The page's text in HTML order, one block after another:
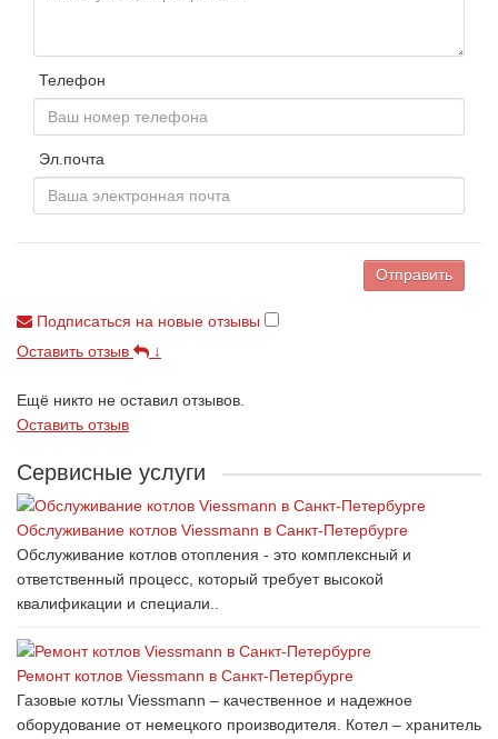
Телефон
Эл.почта
Отправить
Подписаться на новые отзывы
Оставить отзыв
↓
Ещё никто не оставил отзывов.
Оставить отзыв
Сервисные услуги
Обслуживание котлов Viessmann в Санкт-Петербурге
Обслуживание котлов отопления - это комплексный и
ответственный процесс, который требует высокой
квалификации и специали..
Ремонт котлов Viessmann в Санкт-Петербурге
Газовые котлы Viessmann – качественное и надежное
оборудование от немецкого производителя. Котел – хранитель